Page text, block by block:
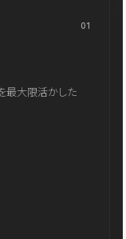
01
最大限活かした